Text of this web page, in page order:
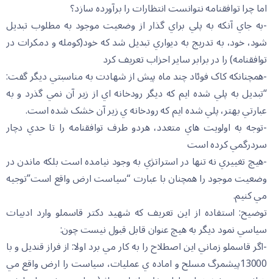
اما چرا توافقنامه نتوانست انتظارات را برآورده سازد؟
-به جاي آنکه به پلي براي گذار از وضعيت موجود به مطلوب تبديل
شود، خود، به تدريج به ديواري تبديل شد که خود(کومله و دمکرات در
توافقنامه) را در برابر ساير احزاب تعريف کرد
-همچنانکه کاک فوئاد چند ماه پيش از شهادت به مناسبتي ديگر گفت:
“تبديل به پلي شده ايم که ديگر رودخانه اي از زير آن نمي گذرد و به
عبارتي بهتر، پلي شده ايم که رودخانه ي زير آن خشک شده است.
-توجه به اولويت هاي متعدد، هردو طرف توافقنامه را تا حدي دچار
سردرگمي کرده است
-هيچ تغييري نه تنها در استراتژي به وجود نيامده است بلکه ماندن در
وضعيت موجود را همچنان با عبارت “سياست ارض واقع است”توجيه
مي کنيم.
توضيح: استفاده از اين تعريف که شهيد دکتر قاسملو وارد ادبيات
سياسي نمود ديگر به هيچ عنوان قابل قبول نيست چون:
-اگر قاسملو زماني اين اصطلاح را به کار مي برد اولا: از فراز قنديل و با
13000پيشمرگ مسلح و اماده ي عمليات، سياست را ارض واقع مي